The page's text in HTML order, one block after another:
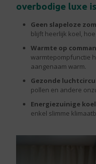
overbodige luxe is
Geen slapeloze
blijft heerlijk koel,
Warmte op
warmtepompfunctie
aangenaam warm.
Gezonde
pollen en andere
Energiezuinige
enkel slimme